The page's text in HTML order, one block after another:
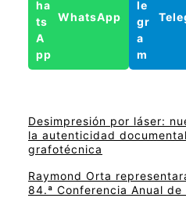
WhatsApp
Desimpresión por láser:
la autenticidad
grafotécnica
Raymond Orta
84.ª Conferencia Anual de